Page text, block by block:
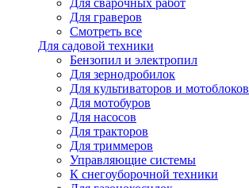
Для сварочных работ
Для граверов
Смотреть все
Для садовой техники
Бензопил и электропил
Для зернодробилок
Для культиваторов и мотоблоков
Для мотобуров
Для насосов
Для тракторов
Для триммеров
Управляющие системы
К снегоуборочной техники